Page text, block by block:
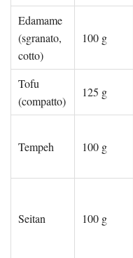
Edamame
(sgranato,
cotto)
100 g
Tofu
(compatto)
125 g
Tempeh 100 g
Seitan 100 g